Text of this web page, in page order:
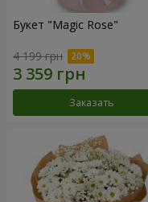
Букет "Magic Rose"
4 199 грн
Заказать